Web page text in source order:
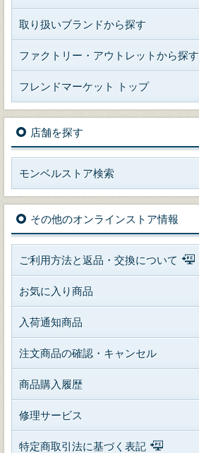
取り扱いブランドから探す
ファクトリー・アウトレットから探す
フレンドマーケット トップ
店舗を探す
モンベルストア検索
その他のオンラインストア情報
ご利用方法と返品・交換について
お気に入り商品
入荷通知商品
注文商品の確認・キャンセル
商品購入履歴
修理サービス
特定商取引法に基づく表記